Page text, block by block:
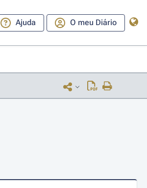
Ajuda O meu Diário